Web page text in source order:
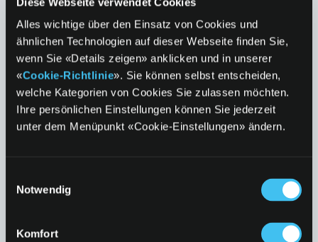
Alles wichtige über den Einsatz von Cookies und
ähnlichen Technologien auf dieser Webseite finden Sie,
wenn Sie «Details zeigen» anklicken und in unserer
«Cookie-Richtlinie». Sie können selbst entscheiden,
welche Kategorien von Cookies Sie zulassen möchten.
Ihre persönlichen Einstellungen können Sie jederzeit
unter dem Menüpunkt «Cookie-Einstellungen» ändern.
Notwendig
KomfortMehrweg-to-go